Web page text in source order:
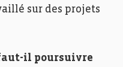
sur des projets
il poursuivre